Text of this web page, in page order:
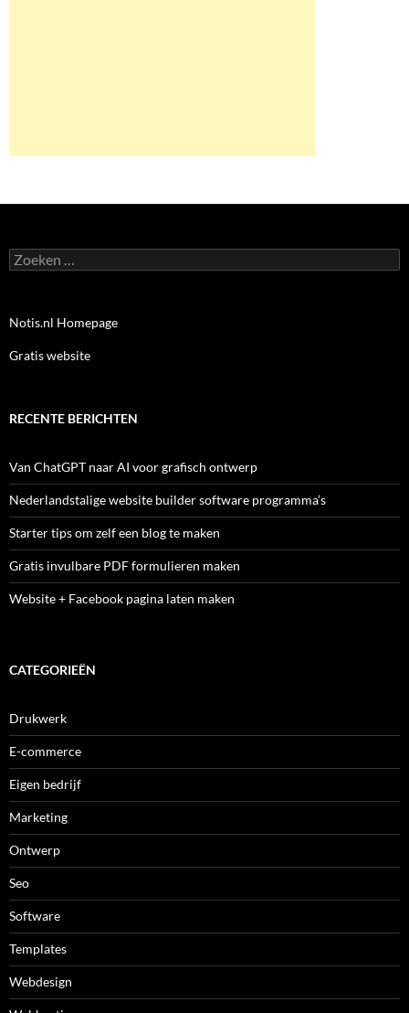
Zoeken
naar:
Notis.nl Homepage
Gratis website
RECENTE BERICHTEN
Van ChatGPT naar AI voor grafisch ontwerp
Nederlandstalige website builder software programma’s
Starter tips om zelf een blog te maken
Gratis invulbare PDF formulieren maken
Website + Facebook pagina laten maken
CATEGORIEËN
Drukwerk
E-commerce
Eigen bedrijf
Marketing
Ontwerp
Seo
Software
Templates
Webdesign